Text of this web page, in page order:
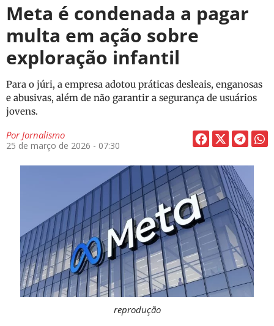
Meta é condenada a pagar
multa em ação sobre
exploração infantil
Para o júri, a empresa adotou práticas desleais, enganosas
e abusivas, além de não garantir a segurança de usuários
jovens.
PorJornalismo
25 de março de 2026 - 07:30
reprodução